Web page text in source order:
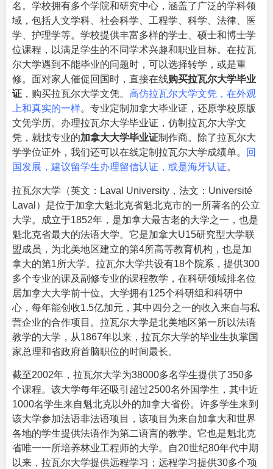
名。学校拥有多个学院和研究中心，涵盖了广泛的学科领
域，包括人文学科、社会科学、工程学、科学、法律、医
学、护理学等。学校提供丰富多样的学士、硕士和博士学
位课程，以满足学生的不同学术兴趣和职业目标。在拉瓦
尔大学遇到不能毕业的问题时，可以选择转学，或是重
修。面对家人催促回国时，直接在线购买拉瓦尔大学毕业
证 ，购买拉瓦尔大学文凭。 高仿拉瓦尔大学文凭，在外观
上和真实的一样。专业定制加拿大毕业证，还原学校原版
文凭学历。办理拉瓦尔大学毕业证，仿制拉瓦尔大学文
凭，就找专业的加拿大大学毕业证制作商。除了拉瓦尔大
学学位证外，我们还可以在线定制拉瓦尔大学成绩单。
回
国发展，建议留学生办理留信认证，或是海牙认证。
拉瓦尔大学（英文：Laval University，法文： Université
Laval ）是位于加拿大魁北克省魁北克市的一所著名的公立
大学。成立于1852年，是加拿大最古老的大学之一，也是
魁北克省最大的法语大学。它是加拿大U15研究型大学联
盟成员，为北美地区建立的第4所高等教育机构，也是加
拿大的第1所大学。拉瓦尔大学共设有18个院系，提供300
多个专业的课及副修专业的课程教学，在科研领域排名位
居加拿大大学前十位。大学拥有125个科研组和科研中
心，每年能创收1.5亿加元，其中四分之一的收入来自与私
营企业的合作项目。拉瓦尔大学是北美地区第一所以法语
教学的大学，从1867年以来，拉瓦尔大学的毕业生执掌国
家总理和省政府首脑职位的时间最长。
截至2002年，拉瓦尔大学为38000多名学生提供了350多
个课程。该大学每年还吸引超过2500名外国学生，其中近
1000名学生来自魁北克以外的加拿大省份。许多学生来到
该大学参加法语非法语项目，该项目为来自加拿大和世界
各地的学生提供法语作为第二语言的教学。它也是魁北克
省唯一一所培养林业工程师的大学。自20世纪80年代中期
以来，拉瓦尔大学提供远程学习；远程学习提供30多个项